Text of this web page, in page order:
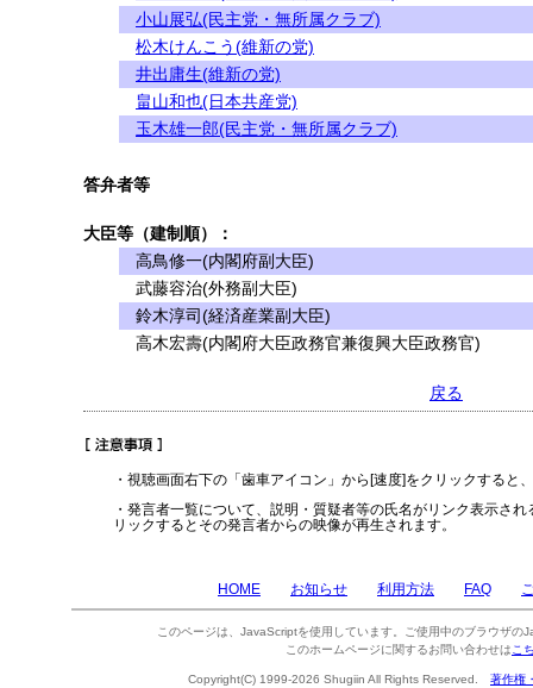
小山展弘(民主党・無所属クラブ)
松木けんこう(維新の党)
井出庸生(維新の党)
畠山和也(日本共産党)
玉木雄一郎(民主党・無所属クラブ)
答弁者等
大臣等（建制順）：
高鳥修一(内閣府副大臣)
武藤容治(外務副大臣)
鈴木淳司(経済産業副大臣)
高木宏壽(内閣府大臣政務官兼復興大臣政務官)
戻る
・視聴画面右下の「歯車アイコン」から[速度]をクリックすると
・発言者一覧について、説明・質疑者等の氏名がリンク表示さ
リックするとその発言者からの映像が再生されます。
HOME お知らせ 利用方法 FAQ
このページは、JavaScriptを使用しています。ご使用中のブラウザの
このホームページに関するお問い合わせは こ
Copyright(C) 1999-2026 Shugiin All Rights Reserved. 著作権